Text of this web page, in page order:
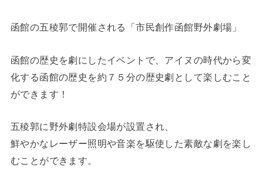
函館の五稜郭で開催される「市民創作函館野外劇場」
函館の歴史を劇にしたイベントで、アイヌの時代から変
化する函館の歴史を約７５分の歴史劇として楽しむこと
ができます！
五稜郭に野外劇特設会場が設置され、
鮮やかなレーザー照明や音楽を駆使した素敵な劇を楽し
むことができます。